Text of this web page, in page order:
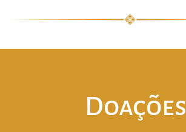
Doações